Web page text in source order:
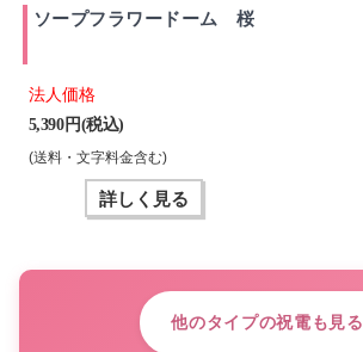
ソープフラワードーム 桜
法人価格
5,390 円(税込)
(送料・文字料金含む)
詳しく見る
他のタイプの祝電も見る